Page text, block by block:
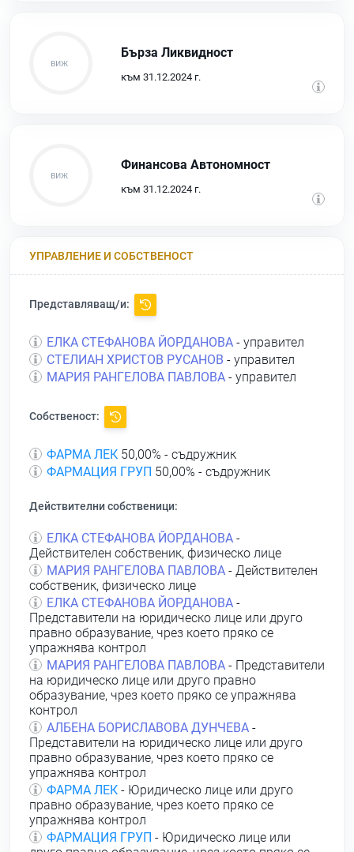
Бърза Ликвидност
към 31.12.2024 г.
Финансова Автономност
към 31.12.2024 г.
УПРАВЛЕНИЕ И СОБСТВЕНОСТ
Представляващ/и:
ЕЛКА СТЕФАНОВА ЙОРДАНОВА - управител
СТЕЛИАН ХРИСТОВ РУСАНОВ - управител
МАРИЯ РАНГЕЛОВА ПАВЛОВА - управител
Собственост:
ФАРМА ЛЕК 50,00% - съдружник
ФАРМАЦИЯ ГРУП 50,00% - съдружник
Действителни собственици:
ЕЛКА СТЕФАНОВА ЙОРДАНОВА -
Действителен собственик, физическо лице
МАРИЯ РАНГЕЛОВА ПАВЛОВА - Действителен
собственик, физическо лице
ЕЛКА СТЕФАНОВА ЙОРДАНОВА -
Представители на юридическо лице или друго
правно образувание, чрез което пряко се
упражнява контрол
МАРИЯ РАНГЕЛОВА ПАВЛОВА - Представители
на юридическо лице или друго правно
образувание, чрез което пряко се упражнява
контрол
АЛБЕНА БОРИСЛАВОВА ДУНЧЕВА -
Представители на юридическо лице или друго
правно образувание, чрез което пряко се
упражнява контрол
ФАРМА ЛЕК - Юридическо лице или друго
правно образувание, чрез което пряко се
упражнява контрол
ФАРМАЦИЯ ГРУП - Юридическо лице или